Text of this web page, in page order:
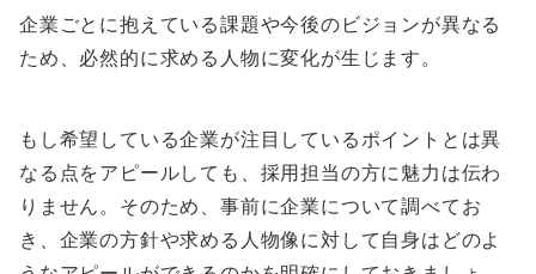
企業ごとに抱えている課題や今後のビジョンが異なる
ため、必然的に求める人物に変化が生じます。
もし希望している企業が注目しているポイントとは異
なる点をアピールしても、採用担当の方に魅力は伝わ
りません。そのため、事前に企業について調べてお
き、企業の方針や求める人物像に対して自身はどのよ